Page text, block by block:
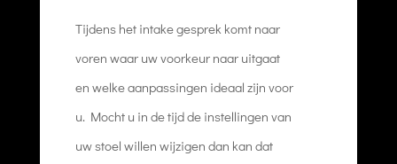
Tijdens het intake gesprek komt naar
voren waar uw voorkeur naar uitgaat
en welke aanpassingen ideaal zijn voor
u. Mocht u in de tijd de instellingen van
uw stoel willen wijzigen dan kan dat